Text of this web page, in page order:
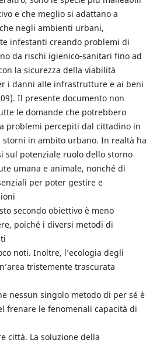
e che meglio si adattano a
negli ambienti urbani,
infestanti creando problemi di
da rischi igienico‑sanitari fino ad
la sicurezza della viabilità
i danni alle infrastrutture e ai beni
Il presente documento non
le domande che potrebbero
problemi percepiti dal cittadino in
storni in ambito urbano. In realtà ha
sul potenziale ruolo dello storno
umana e animale, nonché di
per poter gestire e
secondo obiettivo è meno
poiché i diversi metodi di
noti. Inoltre, l’ecologia degli
tristemente trascurata
nessun singolo metodo di per sé è
frenare le fenomenali capacità di
città. La soluzione della